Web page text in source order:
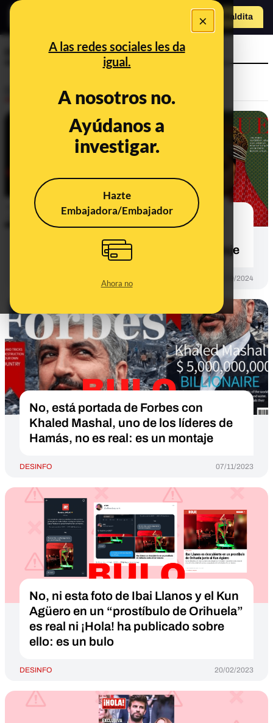
×
A las redes sociales les da
igual.
A nosotros no.
Ayúdanos a
investigar.
Hazte
Embajadora/Embajador
Ahora no
Hazte Maldito
a
revista
No, esta imagen de una portada de
Imane Khelif no es real: es un montaje
02/09/2024
No, está portada de Forbes con
Khaled Mashal, uno de los líderes de
Hamás, no es real: es un montaje
DESINFO 07/11/2023
No, ni esta foto de Ibai Llanos y el Kun
Agüero en un “prostíbulo de Orihuela”
es real ni ¡Hola! ha publicado sobre
ello: es un bulo
DESINFO 20/02/2023